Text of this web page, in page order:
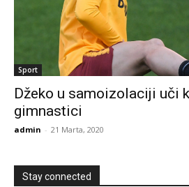
Sport
Džeko u samoizolaciji uči
gimnastici
admin - 21 Marta, 2020
Stay connected